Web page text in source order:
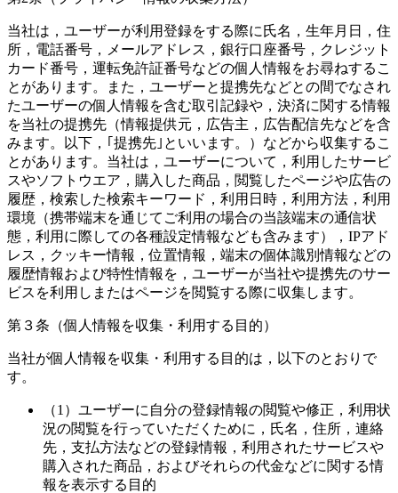
当社は，ユーザーが利用登録をする際に氏名，生年月日，住
所，電話番号，メールアドレス，銀行口座番号，クレジット
カード番号，運転免許証番号などの個人情報をお尋ねするこ
とがあります。また，ユーザーと提携先などとの間でなされ
たユーザーの個人情報を含む取引記録や，決済に関する情報
を当社の提携先（情報提供元，広告主，広告配信先などを含
みます。以下，｢提携先｣といいます。）などから収集するこ
とがあります。当社は，ユーザーについて，利用したサービ
スやソフトウエア，購入した商品，閲覧したページや広告の
履歴，検索した検索キーワード，利用日時，利用方法，利用
環境（携帯端末を通じてご利用の場合の当該端末の通信状
態，利用に際しての各種設定情報なども含みます），IPアド
レス，クッキー情報，位置情報，端末の個体識別情報などの
履歴情報および特性情報を，ユーザーが当社や提携先のサー
ビスを利用しまたはページを閲覧する際に収集します。
第３条（個人情報を収集・利用する目的）
当社が個人情報を収集・利用する目的は，以下のとおりで
す。
（1）ユーザーに自分の登録情報の閲覧や修正，利用状
況の閲覧を行っていただくために，氏名，住所，連絡
先，支払方法などの登録情報，利用されたサービスや
購入された商品，およびそれらの代金などに関する情
報を表示する目的